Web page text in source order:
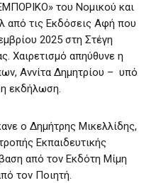
του Νομικού και
από τις Εκδόσεις Αφή που
2025 στη Στέγη
Χαιρετισμό απηύθυνε η
Αννίτα Δημητρίου – υπό
η εκδήλωση.
ο Δημήτρης Μικελλίδης,
Εκπαιδευτικής
από τον Εκδότη Μίμη
τον Ποιητή.